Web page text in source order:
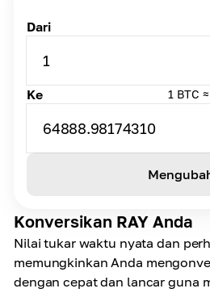
Konversikan RAY Anda
Nilai tukar waktu nyata dan
memungkinkan Anda
dengan cepat dan lancar guna
Dari
1
Ke 1 BTC
64888.98174310